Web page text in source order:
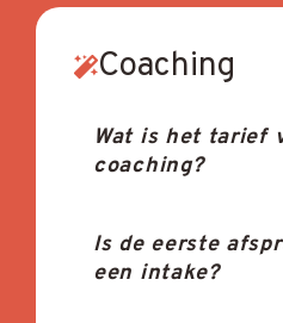
Coaching
Wat is het tarief
coaching?
Is de eerste
een intake?